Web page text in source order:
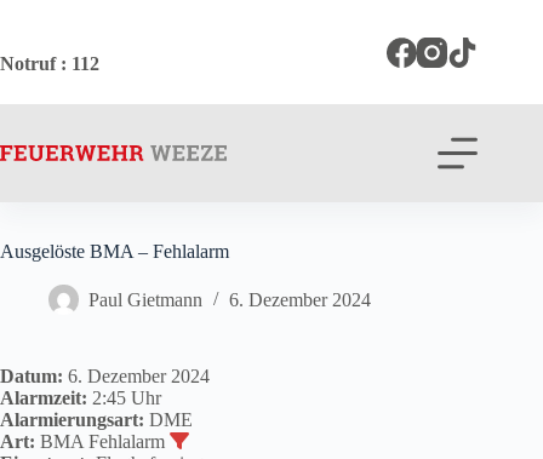
springen
Notruf: 112
Ausgelöste BMA – Fehlalarm
Paul Gietmann 6. Dezember 2024
Datum: 6. Dezember 2024
Alarmzeit: 2:45 Uhr
Alarmierungsart: DME
Art: BMA Fehlalarm